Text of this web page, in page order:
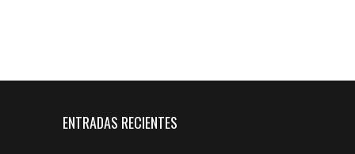
ENTRADAS RECIENTES